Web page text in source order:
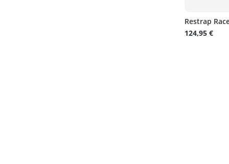
Restrap
124,95 €